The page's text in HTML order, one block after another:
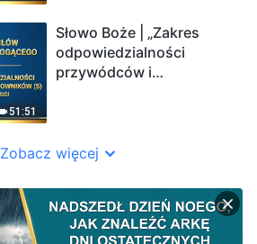
51:51
Słowo Boże | „Zakres
odpowiedzialności
przywódców i
Zobacz więcej